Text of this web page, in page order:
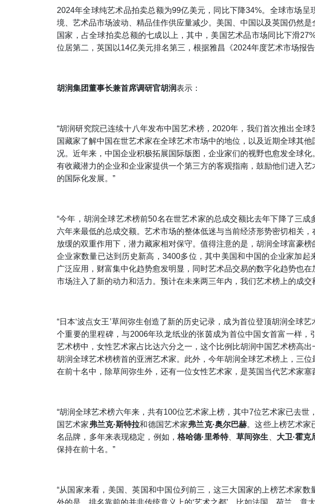
2024年全球纯艺术品拍卖总额为99亿美元，同比下降34%。全球市场呈
境、艺术品市场波动、精品佳作供应量减少。美国、中国以及英国仍然
国家，占全球拍卖总额的七成以上，其中，美国艺术品市场同比下滑
位居第二，英国以14亿美元排名第三，根据雅昌《2024年度艺术市场报告
胡润集团董事长兼首席调研官胡润表示：
“胡润研究院已连续十八年发布中国艺术榜，2020年，我们首次推出全球
国藏家了解中国在世艺术家在全球艺术市场中的地位，以及近期全球其
况。近年来，中国企业积极拓展国际版图，企业家们的视野也愈发全球
有收藏潜力的企业和企业家提供一个第三方的客观指南，鼓励他们进入
的国际化发展。”
“今年，胡润全球艺术榜前50名在世艺术家的总成交额比去年下降了三
六年来最低的总成交额。艺术市场的整体低迷与当前经济形势密切相关
放缓的双重作用下，潜力藏家相对保守。值得注意的是，胡润全球富豪
企业家数量已达到历史新高，3400多位，其中美国和中国的企业家加起
广泛应用，财富集中化趋势愈发明显，同时艺术品交易的数字化趋势也
市场注入了新的动力和活力。预计在未来两三年内，我们艺术榜上的成交
“日本‘波点女王’草间弥生创造了新的历史记录，成为首位登顶胡润全球
个重要的里程碑，与2006年玖龙纸业的张茵成为首位中国女首富一样，
艺术榜中，女性艺术家占比达六分之一，这个比例比胡润中国艺术榜高
胡润全球艺术榜榜首的亚洲艺术家。此外，今年胡润全球艺术榜上，三位
在前十名中，除草间弥生外，还有一位女性艺术家，是英国当代艺术家塞
“胡润全球艺术榜六年来，共有100位艺术家上榜，其中7位艺术家已去
国艺术家弗兰克·斯特拉和德国艺术家弗兰克·奥尔巴赫。这些上榜艺术家
名品牌，多年来表现稳定，例如， 格哈德·里希特、草间弥生 大卫·霍克
保持在前十名。”
“从国家来看，美国、英国和中国位列前三，这三大国家的上榜艺术家数
外的是，排名靠前的并非传统意义上的‘艺术之都’，比如法国、荷兰、意